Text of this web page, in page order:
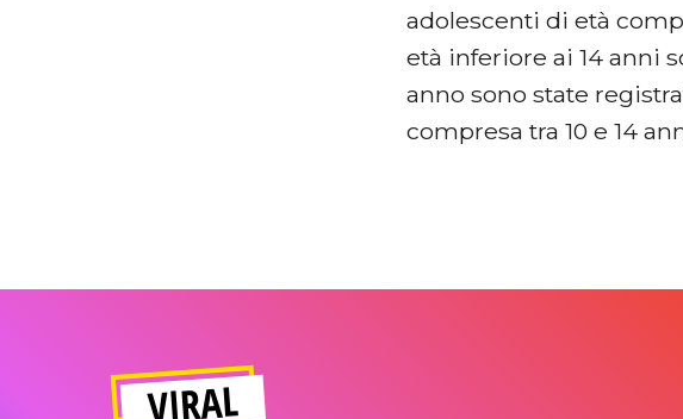
adolescenti di età
età inferiore ai 14 anni
anno sono state
compresa tra 10 e 14
VIRAL